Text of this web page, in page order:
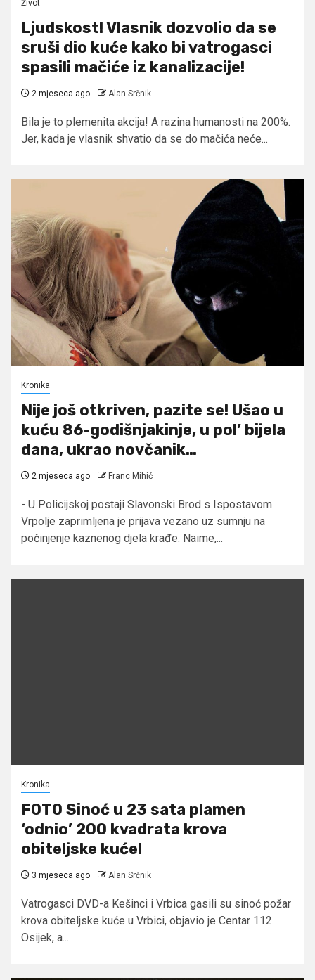
Život
Ljudskost! Vlasnik dozvolio da se
sruši dio kuće kako bi vatrogasci
spasili mačiće iz kanalizacije!
2 mjeseca ago Alan Srčnik
Bila je to plemenita akcija! A razina humanosti na 200%.
Jer, kada je vlasnik shvatio da se do mačića neće...
Kronika
Nije još otkriven, pazite se! Ušao u
kuću 86-godišnjakinje, u pol’ bijela
dana, ukrao novčanik…
2 mjeseca ago Franc Mihić
- U Policijskoj postaji Slavonski Brod s Ispostavom
Vrpolje zaprimljena je prijava vezano uz sumnju na
počinjenje kaznenog djela krađe. Naime,...
Kronika
FOTO Sinoć u 23 sata plamen
‘odnio’ 200 kvadrata krova
obiteljske kuće!
3 mjeseca ago Alan Srčnik
Vatrogasci DVD-a Kešinci i Vrbica gasili su sinoć požar
krova obiteljske kuće u Vrbici, objavio je Centar 112
Osijek, a...